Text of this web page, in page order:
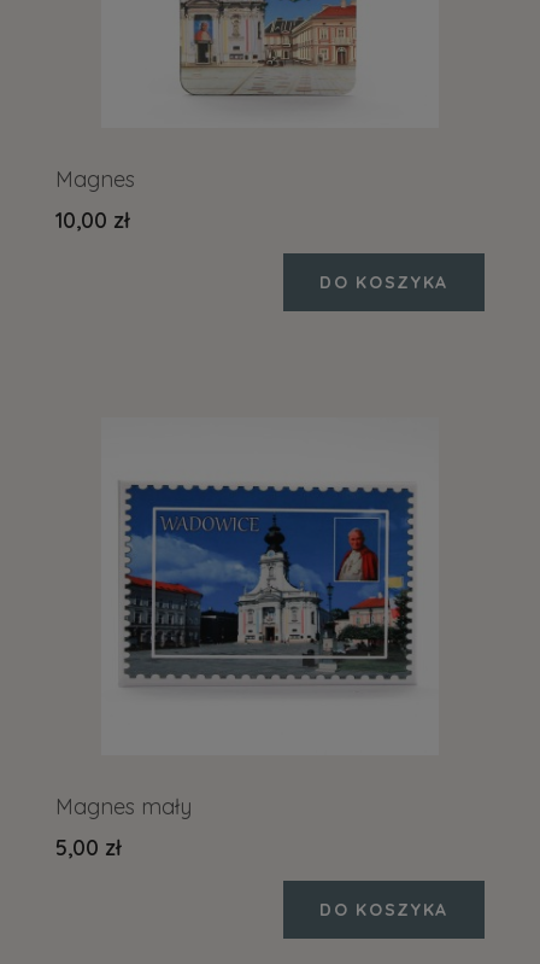
Magnes
10,00 zł
DO KOSZYKA
Magnes mały
5,00 zł
DO KOSZYKA